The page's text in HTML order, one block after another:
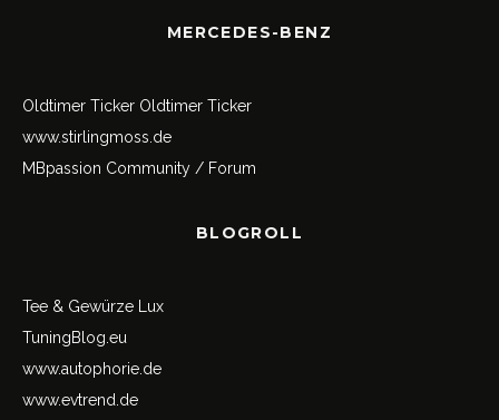
MERCEDES-BENZ
Oldtimer Ticker Oldtimer Ticker
www.stirlingmoss.de
MBpassion Community / Forum
BLOGROLL
Tee & Gewürze Lux
TuningBlog.eu
www.autophorie.de
www.evtrend.de